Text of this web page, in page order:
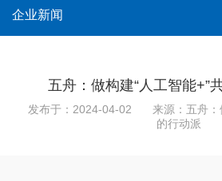
企业新闻
五舟：做构建“人工智能+”
发布于：2024-04-02 来源： 五舟：
的行动派